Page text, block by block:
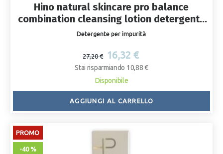
Hino natural skincare pro balance
combination cleansing lotion detergente
pelli miste 200 ml
Detergente per impurità
27,20 € 16,32 €
Stai risparmiando 10,88 €
Disponibile
AGGIUNGI AL CARRELLO
PROMO
-40 %